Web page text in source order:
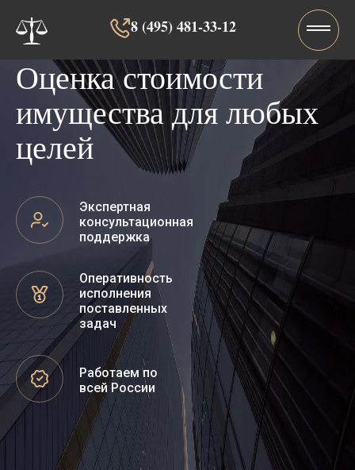
8 (495) 481-33-12‬‬
Оценка стоимости
имущества для любых
целей
Экспертная
консультационная
поддержка
Оперативность
исполнения
поставленных
задач
Работаем по
всей России